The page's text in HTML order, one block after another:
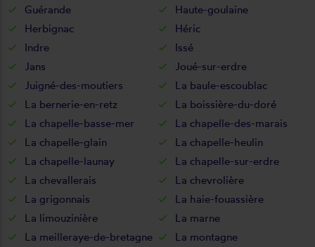
Guérande
Haute-goulaine
Herbignac
Héric
Indre
Issé
Jans
Joué-sur-erdre
Juigné-des-moutiers
La baule-escoublac
La bernerie-en-retz
La boissière-du-doré
La chapelle-basse-mer
La chapelle-des-marais
La chapelle-glain
La chapelle-heulin
La chapelle-launay
La chapelle-sur-erdre
La chevallerais
La chevrolière
La grigonnais
La haie-fouassière
La limouzinière
La marne
La meilleraye-de-bretagne
La montagne